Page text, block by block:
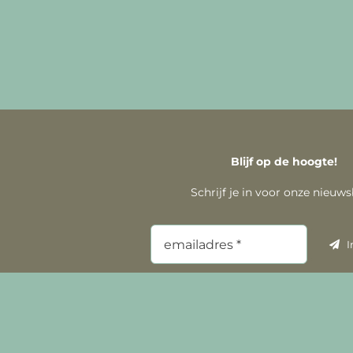
Blijf op de hoogte!
Schrijf je in voor onze